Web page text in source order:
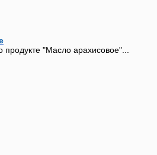
"Масло арахисовое"...